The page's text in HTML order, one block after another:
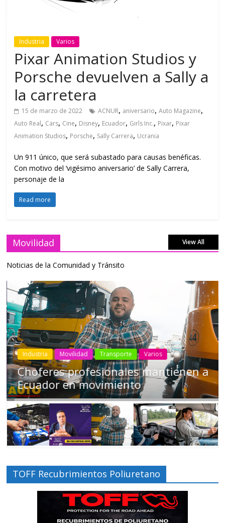
Industria Varios
Pixar Animation Studios y
Porsche devuelven a Sally a
la carretera
15 de marzo de 2022 ACNUR, aniversario,Auto Magazine,
Auto Real, Cars, Cine, Disney, Ecuador, Girls Inc., Pixar, Pixar
Animation Studios, Porsche, Sally Carrera, Ucrania
Un 911 único, que será subastado para causas benéficas.
Con motivo del ‘vigésimo aniversario’ de Sally Carrera,
personaje de la
Read more
Movilidad View All
Noticias de la Comunidad y Tránsito
Industria Movilidad Transporte Varios
Choferes profesionales mantienen a
Ecuador en movimiento
TOFF Recubrimientos Poliuretano